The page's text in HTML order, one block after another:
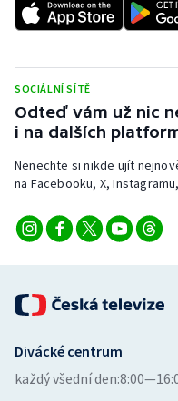
SOCIÁLNÍ SÍTĚ
Odteď vám už nic
i na dalších
Nenechte si nikde ujít
na Facebooku, X,
Divácké centrum
každý všední den: